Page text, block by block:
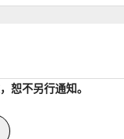
恕不另行通知。